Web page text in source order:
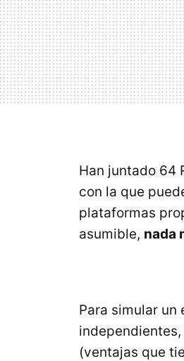
Han juntado 64
con la que
plataformas
asumible, nada
Para simular un
(ventajas que